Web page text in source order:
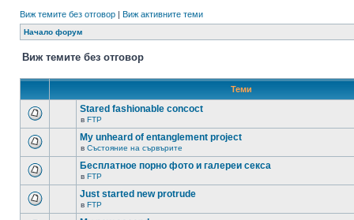
Виж темите без отговор | Виж активните теми
Начало форум
Виж темите без отговор
Теми
Stared fashionable concoct
в FTP
My unheard of entanglement project
в Състояние на сървърите
Бесплатное порно фото и галереи секса
в FTP
Just started new protrude
в FTP